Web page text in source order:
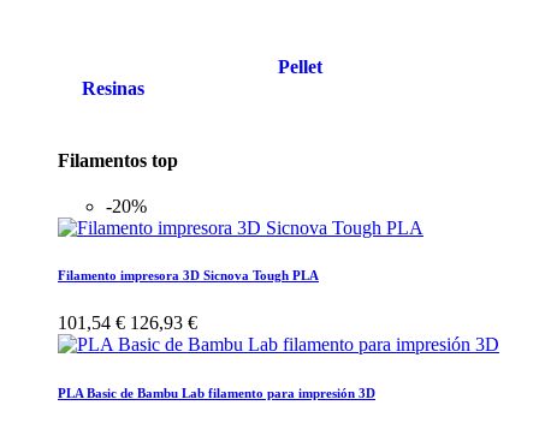
Resinas
Pellet
Filamentos top
-20%
Filamento impresora 3D Sicnova Tough PLA
101,54 € 126,93 €
PLA Basic de Bambu Lab filamento para impresión 3D